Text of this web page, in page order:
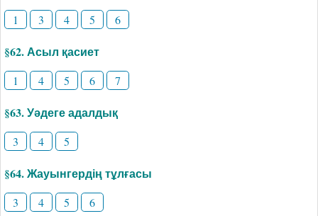
1 3 4 5 6
§62. Асыл қасиет
1 4 5 6 7
§63. Уәдеге адалдық
3 4 5
§64. Жауынгердің тұлғасы
3 4 5 6